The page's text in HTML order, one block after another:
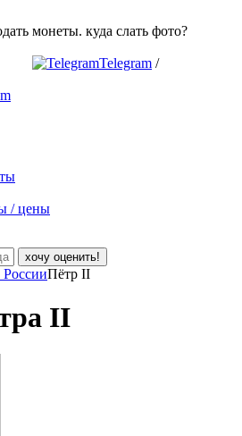
монеты. куда слать фото?
Telegram /
/ цены
хочу оценить!
Пётр II
II